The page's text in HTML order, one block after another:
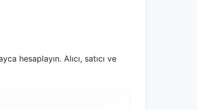
hesaplayın. Alıcı, satıcı ve